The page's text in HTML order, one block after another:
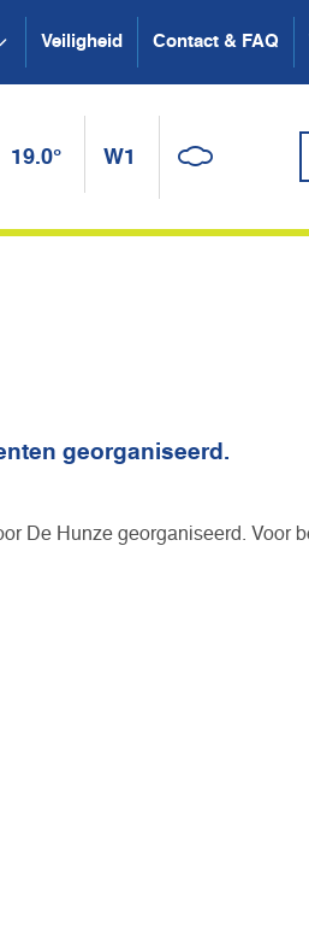
Veiligheid Contact & FAQ
19.0° W1
georganiseerd.
De Hunze georganiseerd. Voor